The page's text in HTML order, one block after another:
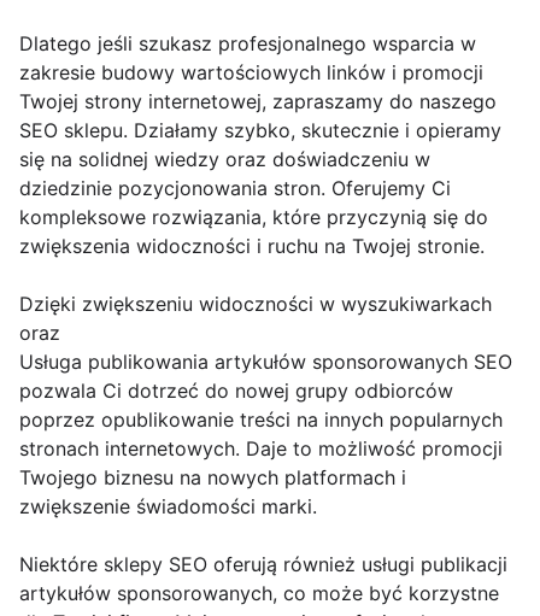
Dlatego jeśli szukasz profesjonalnego wsparcia w
zakresie budowy wartościowych linków i promocji
Twojej strony internetowej, zapraszamy do naszego
SEO sklepu. Działamy szybko, skutecznie i opieramy
się na solidnej wiedzy oraz doświadczeniu w
dziedzinie pozycjonowania stron. Oferujemy Ci
kompleksowe rozwiązania, które przyczynią się do
zwiększenia widoczności i ruchu na Twojej stronie.
Dzięki zwiększeniu widoczności w wyszukiwarkach
oraz
Usługa publikowania artykułów sponsorowanych SEO
pozwala Ci dotrzeć do nowej grupy odbiorców
poprzez opublikowanie treści na innych popularnych
stronach internetowych. Daje to możliwość promocji
Twojego biznesu na nowych platformach i
zwiększenie świadomości marki.
Niektóre sklepy SEO oferują również usługi publikacji
artykułów sponsorowanych, co może być korzystne